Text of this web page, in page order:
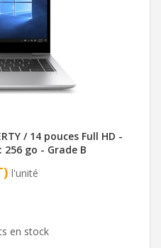
/ 14 pouces Full HD -
256 go - Grade B
l'unité
en stock